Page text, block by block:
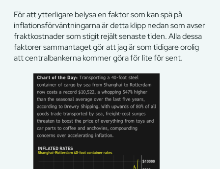
För att ytterligare belysa en faktor som kan spä på
inflationsförväntningarna är detta klipp nedan som avser
fraktkostnader som stigit rejält senaste tiden. Alla dessa
faktorer sammantaget gör att jag är som tidigare orolig
att centralbankerna kommer göra för lite för sent.